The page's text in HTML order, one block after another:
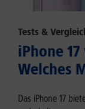
Tests &
iPhone
Welches
Das iPhone 17